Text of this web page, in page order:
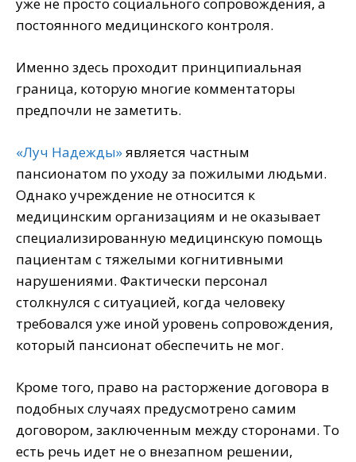
уже не просто социального сопровождения, а
постоянного медицинского контроля.
Именно здесь проходит принципиальная
граница, которую многие комментаторы
предпочли не заметить.
«Луч Надежды»является частным
пансионатом по уходу за пожилыми людьми.
Однако учреждение не относится к
медицинским организациям и не оказывает
специализированную медицинскую помощь
пациентам с тяжелыми когнитивными
нарушениями. Фактически персонал
столкнулся с ситуацией, когда человеку
требовался уже иной уровень сопровождения,
который пансионат обеспечить не мог.
Кроме того, право на расторжение договора в
подобных случаях предусмотрено самим
договором, заключенным между сторонами. То
есть речь идет не о внезапном решении,